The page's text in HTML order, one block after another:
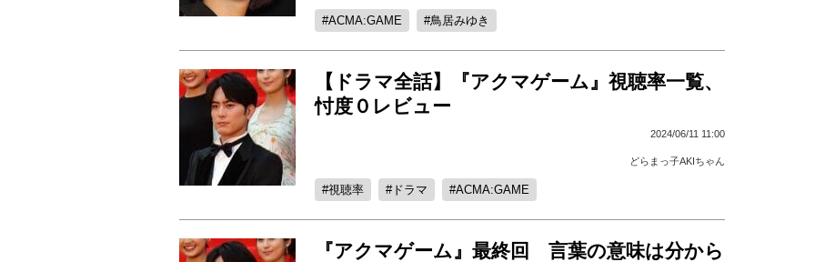
ACMA:GAME 鳥居みゆき
【ドラマ全話】『アクマゲーム』視聴率一覧、
忖度０レビュー
2024/06/11 11:00
どらまっ子AKIちゃん
視聴率 ドラマ ACMA:GAME
『アクマゲーム』最終回 言葉の意味は分から